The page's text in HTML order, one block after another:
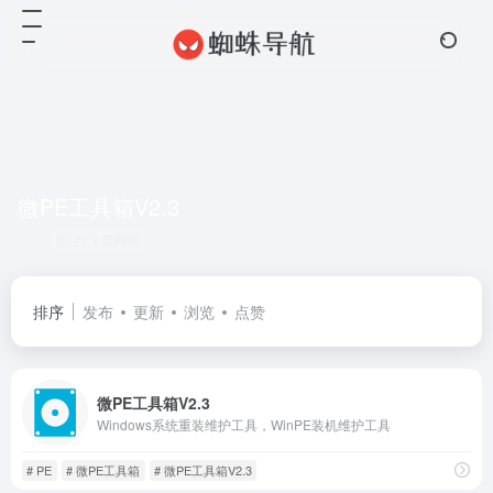
排序 发布 更新 浏览 点赞
微PE工具箱V2.3
Windows系统重装维护工具，WinPE装机维护工具
# PE # 微PE工具箱 # 微PE工具箱V2.3